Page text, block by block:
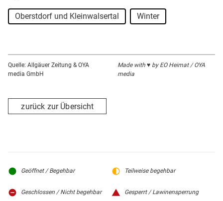
Oberstdorf und Kleinwalsertal Winter
Quelle: Allgäuer Zeitung & OYA
media GmbH
Made with ♥ by EO Heimat / OYA
media
zurück zur Übersicht
Geöffnet / Begehbar Teilweise begehbar
Geschlossen / Nicht begehbar Gesperrt / Lawinensperrung